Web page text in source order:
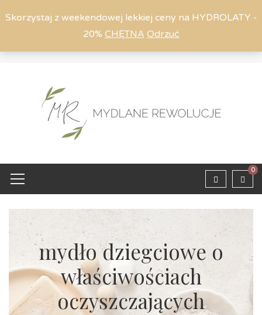
Skorzystaj z weekendowej lekkiej ceny na HYDROLATY -
20% CHĘTNA Odrzuć
0
mydło dziegciowe o
właściwościach
oczyszczających